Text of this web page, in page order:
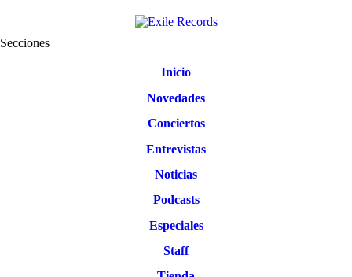
Secciones
Inicio
Novedades
Conciertos
Entrevistas
Noticias
Podcasts
Especiales
Staff